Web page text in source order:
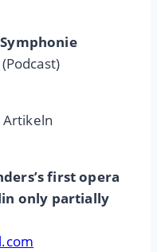
(Podcast)
Artikeln
first opera
only partially